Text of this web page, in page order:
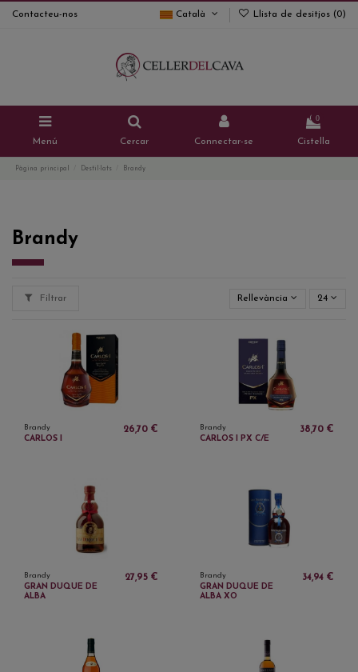
Contacteu-nos Català Llista de desitjos (0)
Menú Cercar Connectar-se
0
Cistella
Pàgina principal Destil·lats Brandy
Brandy
Filtrar Rellevància 24
Brandy
CARLOS I
26,70 € Brandy
CARLOS I PX C/E
38,70 €
Brandy
GRAN DUQUE DE
ALBA
27,95 € Brandy
GRAN DUQUE DE
ALBA XO
34,94 €